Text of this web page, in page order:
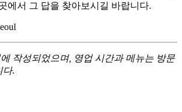
에서 그 답을 찾아보시길 바랍니다.
작성되었으며, 영업 시간과 메뉴는 방문
다.